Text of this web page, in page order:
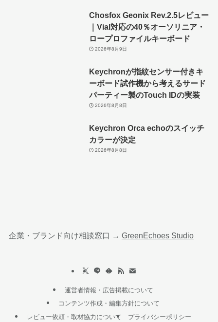
Chosfox Geonix Rev.2.5レビュー
｜Vial対応の40％オーソリニア・
ロープロファイルキーボード
2026年8月9日
Keychronが指紋センサー付きキ
ーボード試作機から考えるサード
パーティー製のTouch IDの実装
2026年8月8日
Keychron Orca echoのスイッチ
カラーが決定
2026年8月8日
企業・ブランド向け相談窓口 → GreenEchoes Studio
運営者情報・広告掲載について
コンテンツ作成・編集方針について
レビュー依頼・取材協力について
プライバシーポリシー